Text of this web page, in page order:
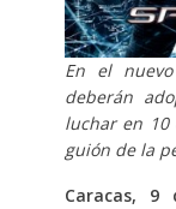
En el
deberán
luchar en 10
guión de la
Caracas,